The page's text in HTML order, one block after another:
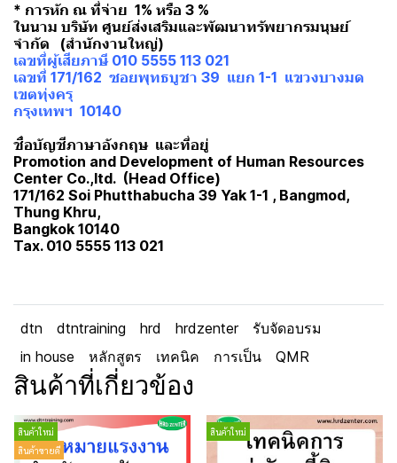
* การหัก ณ ที่จ่าย 1% หรือ 3 %
ในนาม บริษัท ศูนย์ส่งเสริมและพัฒนาทรัพยากรมนุษย์
จำกัด (สำนักงานใหญ่)
เลขที่ผู้เสียภาษี 010 5555 113 021
เลขที่ 171/162 ซอยพุทธบูชา 39 แยก 1-1 แขวงบางมด
เขตทุ่งครุ
กรุงเทพฯ 10140
ชื่อบัญชีภาษาอังกฤษ และที่อยู่
Promotion and Development of Human Resources
Center Co.,ltd. (Head Office)
171/162 Soi Phutthabucha 39 Yak 1-1 , Bangmod,
Thung Khru,
Bangkok 10140
Tax. 010 5555 113 021
dtn dtntraining hrd hrdzenter
รับจัดอบรม
in house
หลักสูตร เทคนิค การเป็น QMR
สินค้าที่เกี่ยวข้อง
สินค้าใหม่
สินค้าขายดี
สินค้าใหม่